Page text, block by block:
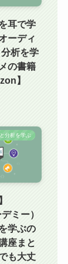
耳で学
ーディ
析を学
の書籍
】
分析を学ぶ
ミー）
学ぶの
座まと
も大丈